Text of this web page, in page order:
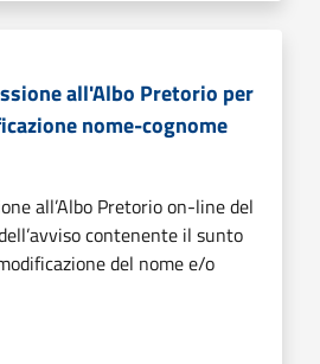
all'Albo Pretorio per
nome-cognome
all’Albo Pretorio on-line del
contenente il sunto
del nome e/o